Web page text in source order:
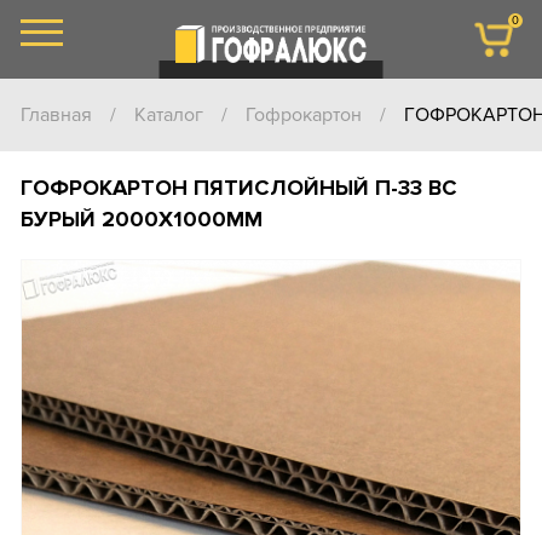
Главная / Каталог / Гофрокартон /
ГОФРОКАРТОН ПЯТИСЛОЙНЫЙ П-33 ВС
БУРЫЙ 2000Х1000ММ